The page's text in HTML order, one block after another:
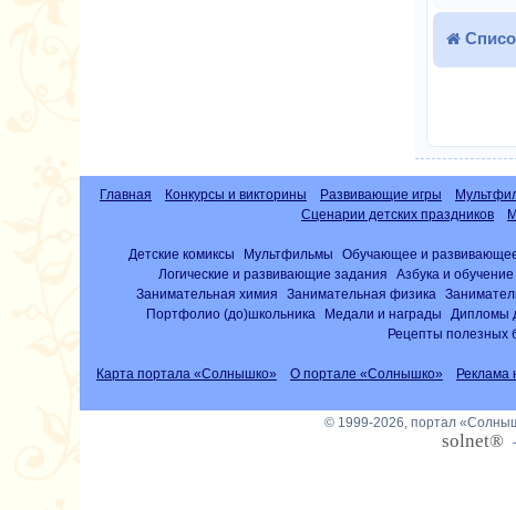
Главная Конкурсы и викторины Развивающие игры
Сценарии детских праздников
Детские комиксы Мультфильмы Обучающее и
Логические и развивающие задания
Азбука и
Занимательная химия
Занимательная физика
Портфолио (до)школьника
Медали и награды Дипломы
Рецепты полезных
Карта портала «Солнышко» О портале «Солнышко» Реклама
© 1999-2026, портал
solnet®